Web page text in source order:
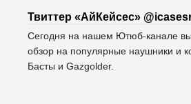
Твиттер «АйКейсес»
Сегодня на нашем Ютюб-канале
обзор на популярные наушники и
Басты и Gazgolder.